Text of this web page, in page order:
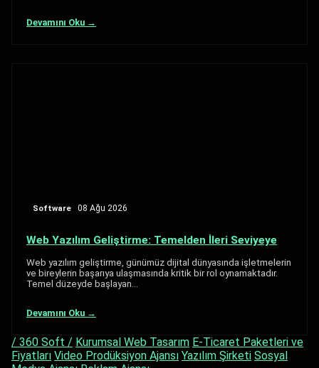
Devamını Oku →
Software 08 Ağu 2026
Web Yazılım Geliştirme: Temelden İleri Seviyeye
Web yazılım geliştirme, günümüz dijital dünyasında işletmelerin
ve bireylerin başarıya ulaşmasında kritik bir rol oynamaktadır.
Temel düzeyde başlayan…
Devamını Oku →
/ 360 Soft / Kurumsal Web Tasarım E-Ticaret Paketleri ve
Fiyatları Video Prodüksiyon Ajansı Yazılım Şirketi Sosyal